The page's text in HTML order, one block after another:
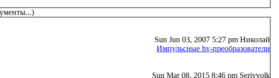
Sun Jun 03, 2007 5:27 pm Николай
Импульсные hv-преобразователи
Sun Mar 08, 2015 8:46 pm Seriyvolk